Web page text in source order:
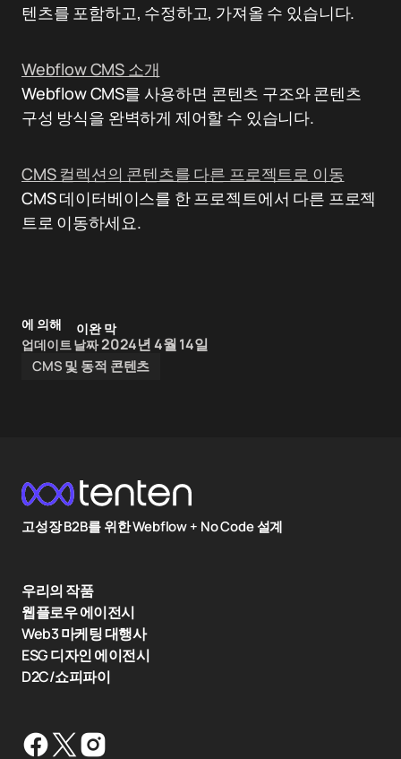
텐츠를 포함하고, 수정하고, 가져올 수 있습니다.
Webflow CMS 소개
Webflow CMS를 사용하면 콘텐츠 구조와 콘텐츠
구성 방식을 완벽하게 제어할 수 있습니다.
CMS 컬렉션의 콘텐츠를 다른 프로젝트로 이동
CMS 데이터베이스를 한 프로젝트에서 다른 프로젝
트로 이동하세요.
에 의해
이완 막
업데이트 날짜2024년 4월 14일
CMS 및 동적 콘텐츠
고성장 B2B를 위한 Webflow + No Code 설계
우리의 작품
웹플로우 에이전시
Web3 마케팅 대행사
ESG 디자인 에이전시
D2C/쇼피파이